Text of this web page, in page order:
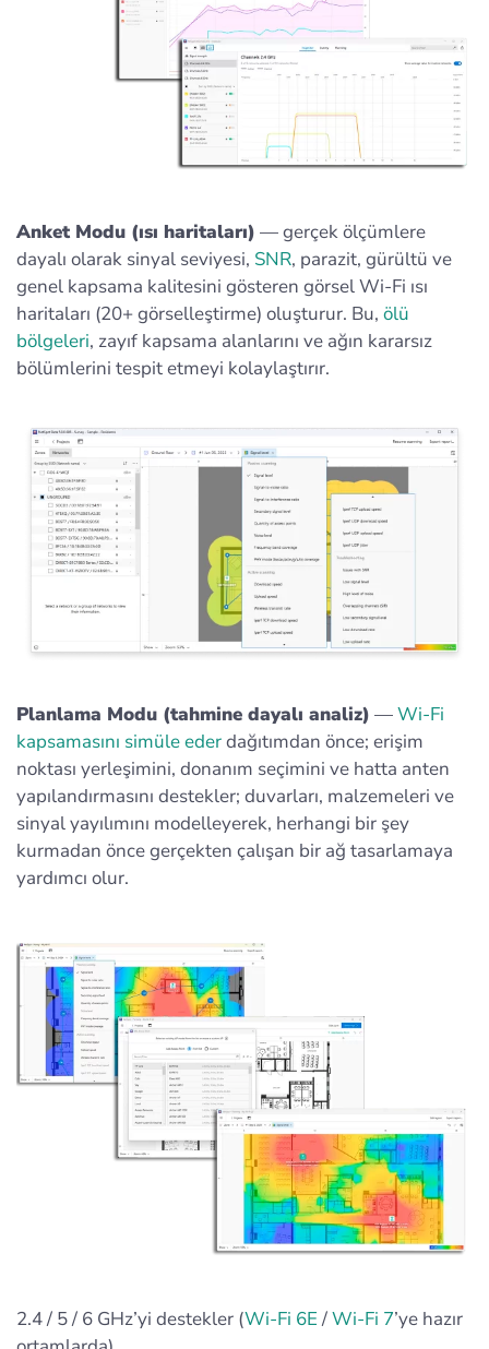
Anket Modu (ısı haritaları) — gerçek ölçümlere
dayalı olarak sinyal seviyesi, SNR, parazit, gürültü ve
genel kapsama kalitesini gösteren görsel Wi‑Fi ısı
haritaları (20+ görselleştirme) oluşturur. Bu, ölü
bölgeleri, zayıf kapsama alanlarını ve ağın kararsız
bölümlerini tespit etmeyi kolaylaştırır.
Planlama Modu (tahmine dayalı analiz) —Wi‑Fi
kapsamasını simüle ederdağıtımdan önce; erişim
noktası yerleşimini, donanım seçimini ve hatta anten
yapılandırmasını destekler; duvarları, malzemeleri ve
sinyal yayılımını modelleyerek, herhangi bir şey
kurmadan önce gerçekten çalışan bir ağ tasarlamaya
yardımcı olur.
2.4 / 5 / 6 GHz’yi destekler (Wi-Fi 6E/Wi-Fi 7’ye hazır